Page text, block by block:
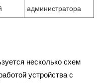
администратора
несколько схем
устройства с